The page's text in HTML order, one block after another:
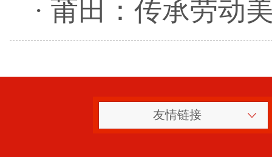
· 莆田：传承劳动
友情链接